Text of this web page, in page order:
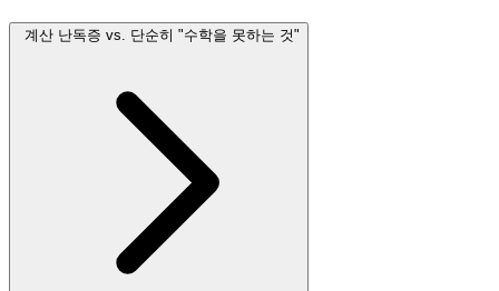
계산 난독증 vs. 단순히 "수학을 못하는 것"